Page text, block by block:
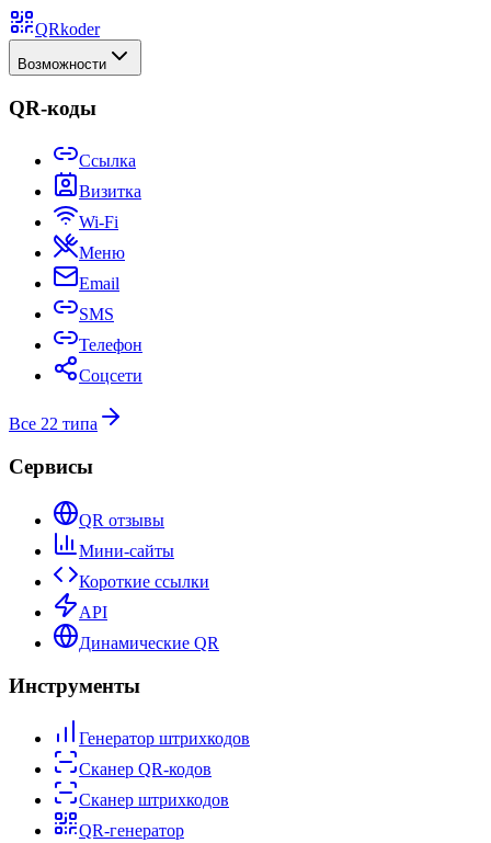
QRkoder
Возможности
QR-коды
Ссылка
Визитка
Wi-Fi
Меню
Email
SMS
Телефон
Соцсети
Все 22 типа
Сервисы
QR отзывы
Мини-сайты
Короткие ссылки
API
Динамические QR
Инструменты
Генератор штрихкодов
Сканер QR-кодов
Сканер штрихкодов
QR-генератор